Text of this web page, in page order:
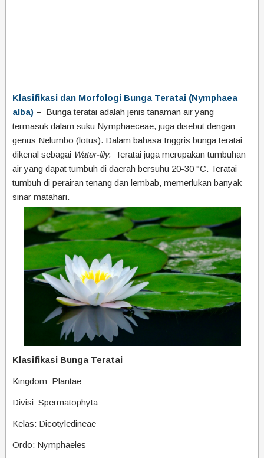
Klasifikasi dan Morfologi Bunga Teratai (Nymphaea
alba) – Bunga teratai adalah jenis tanaman air yang
termasuk dalam suku Nymphaeceae, juga disebut dengan
genus Nelumbo (lotus). Dalam bahasa Inggris bunga teratai
dikenal sebagai Water-lily. Teratai juga merupakan tumbuhan
air yang dapat tumbuh di daerah bersuhu 20-30 °C. Teratai
tumbuh di perairan tenang dan lembab, memerlukan banyak
sinar matahari.
Klasifikasi Bunga Teratai
Kingdom: Plantae
Divisi: Spermatophyta
Kelas: Dicotyledineae
Ordo: Nymphaeles